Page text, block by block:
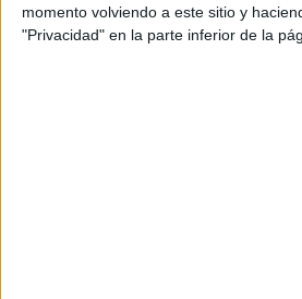
momento volviendo a este sitio y
"Privacidad" en la parte inferior de la
Producto